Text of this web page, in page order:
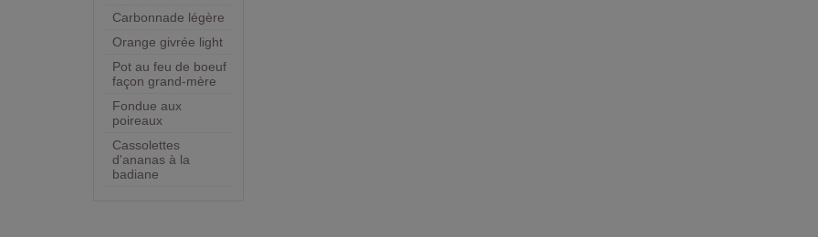
Carbonnade légère
Orange givrée light
Pot au feu de boeuf
façon grand-mère
Fondue aux
poireaux
Cassolettes
d'ananas à la
badiane